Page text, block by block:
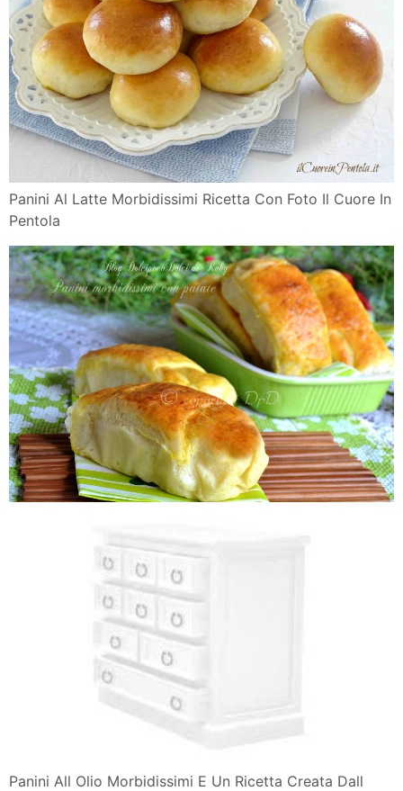
Panini Al Latte Morbidissimi Ricetta Con Foto Il Cuore In
Pentola
Panini All Olio Morbidissimi E Un Ricetta Creata Dall